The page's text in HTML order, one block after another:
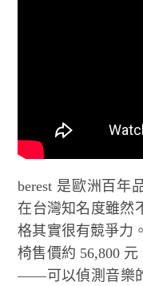
berest 是歐洲百年
在台灣知名度雖然
格其實很有競爭力
椅售價約 56,800
——可以偵測音樂